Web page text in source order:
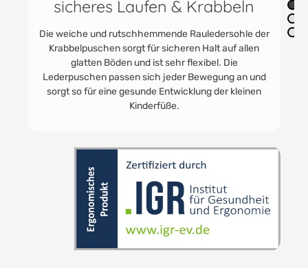
Die praktischen Jungen und Mädchenschuhe finden
immer Anwendung. In der Kita als Kitaschuhe oder
Babyturnschuhe. HOBEA Lederpuschen werden
gerne getragen. Für Unterwegs zu Oma und Opa und
zum Toben im eigenen Kinder - und Babyzimmer.